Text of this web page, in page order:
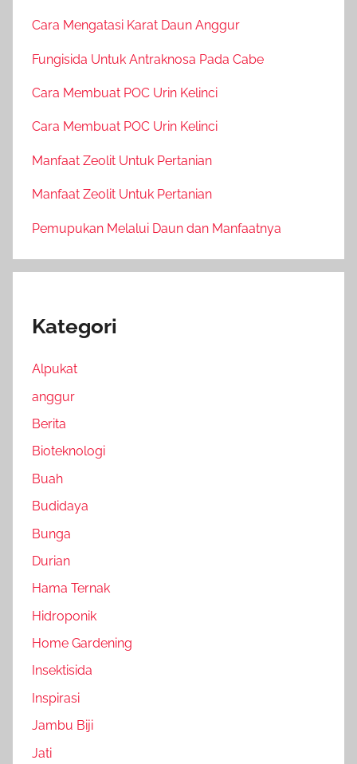
Cara Mengatasi Karat Daun Anggur
Fungisida Untuk Antraknosa Pada Cabe
Cara Membuat POC Urin Kelinci
Cara Membuat POC Urin Kelinci
Manfaat Zeolit Untuk Pertanian
Manfaat Zeolit Untuk Pertanian
Pemupukan Melalui Daun dan Manfaatnya
Kategori
Alpukat
anggur
Berita
Bioteknologi
Buah
Budidaya
Bunga
Durian
Hama Ternak
Hidroponik
Home Gardening
Insektisida
Inspirasi
Jambu Biji
Jati